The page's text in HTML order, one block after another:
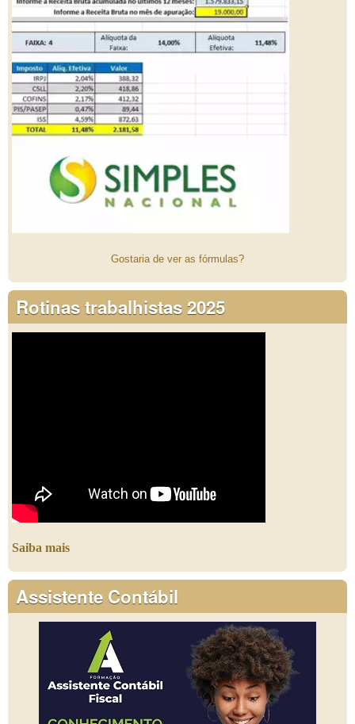
Gostaria de ver as fórmulas?
Rotinas trabalhistas 2025
Saiba mais
Assistente Contábil